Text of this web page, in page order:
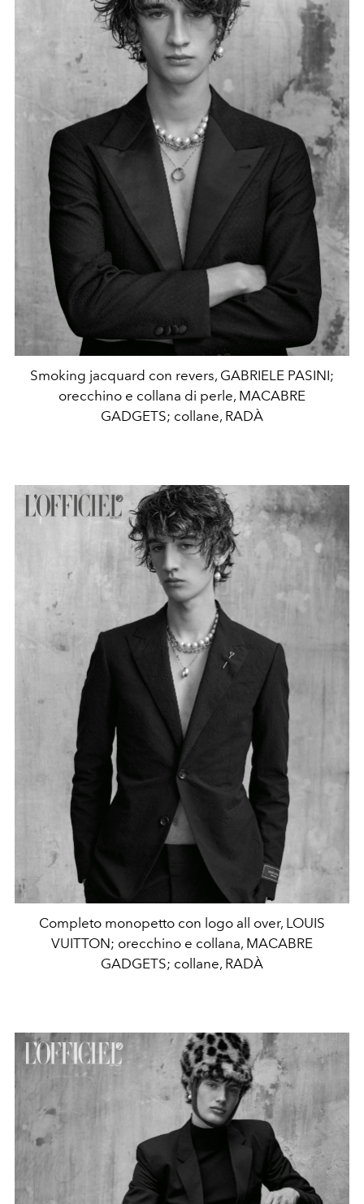
Smoking jacquard con revers, GABRIELE PASINI;
orecchino e collana di perle, MACABRE
GADGETS; collane, RADÀ
Completo monopetto con logo all over, LOUIS
VUITTON; orecchino e collana, MACABRE
GADGETS; collane, RADÀ